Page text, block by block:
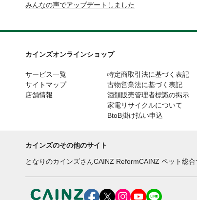
みんなの声でアップデートしました
カインズオンラインショップ
サービス一覧
サイトマップ
店舗情報
特定商取引法に基づく表記
古物営業法に基づく表記
酒類販売管理者標識の掲示
家電リサイクルについて
BtoB掛け払い申込
カインズのその他のサイト
となりのカインズさんCAINZ ReformCAINZ ペット総合